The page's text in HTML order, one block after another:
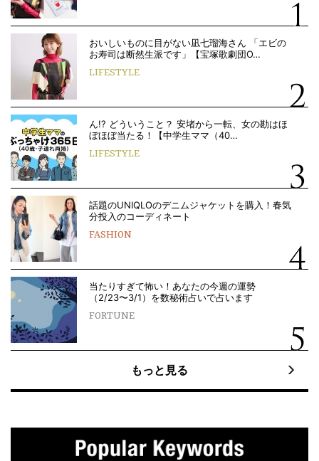
おいしいものに目がない凪七瑠海さん 「エビの
お寿司は断然生派です」【宝塚歌劇団O…
LIFESTYLE
ん!? どういうこと？ 安堵から一転、女の勘はほ
ぼほぼ当たる！【中学生ママ（40…
LIFESTYLE
話題のUNIQLOのデニムジャケットを購入！春気
分投入のコーディネート
FASHION
当たりすぎて怖い！あなたの今週の運勢
（2/23〜3/1）を数秘術占いで占います
FORTUNE
もっと見る